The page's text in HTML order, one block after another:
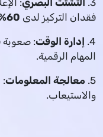
3. التشتت البصري:
فقدان التركيز لدى 60% من المستخدمين المصابين
4. إدارة الوقت: صعوبة
المهام الرقمية.
5. معالجة المعلومات:
والاستيعاب.